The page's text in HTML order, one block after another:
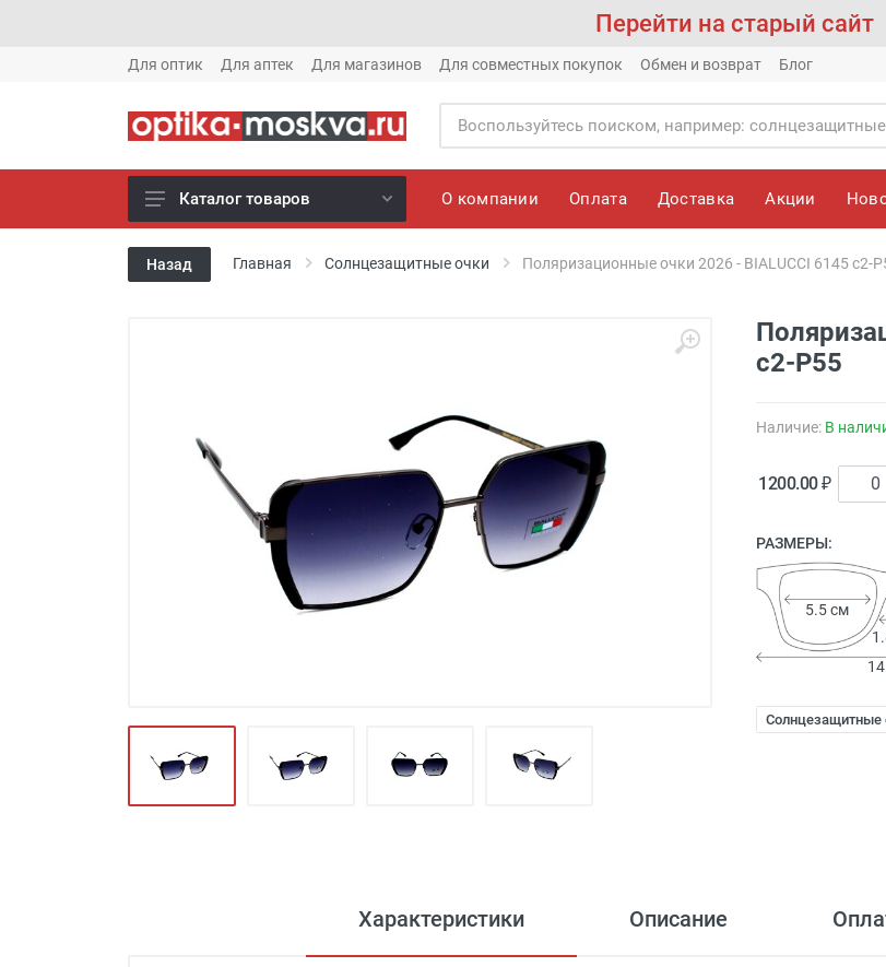
Перейти на старый сайт
Для оптик Для аптек Для магазинов Для совместных покупок Обмен и возврат Блог
Новое готовые очки (1621)
Новое солнце (1613)
Известные бренды (212)
Футляры и мешки (1412)
Красота и здоровье (353)
Атрибуты для оптики (59)
Каталог товаров О компании Оплата Доставка Акции
Назад Главная Солнцезащитные очки Поляризационные очки 2026 - BIALUCCI 6145 c2-
c2-P55
Наличие: В
1200.00 ₽
РАЗМЕРЫ:
5.5 см
Солнцезащитные
Характеристики Описание